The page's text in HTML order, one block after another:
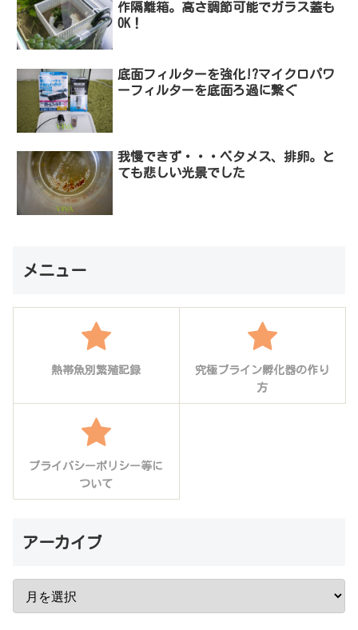
作隔離箱。高さ調節可能でガラス蓋も
OK！
底面フィルターを強化!?マイクロパワ
ーフィルターを底面ろ過に繋ぐ
我慢できず・・・ベタメス、排卵。と
ても悲しい光景でした
メニュー
熱帯魚別繁殖記録
究極ブライン孵化器の作り
方
プライバシーポリシー等に
ついて
アーカイブ